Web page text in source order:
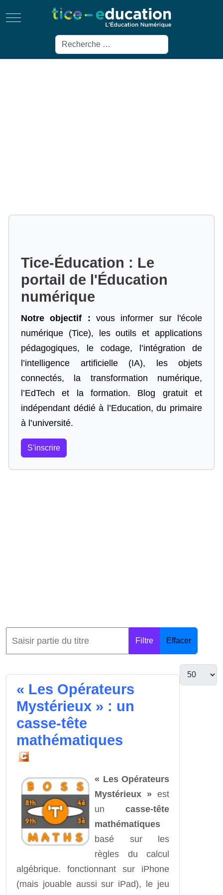
Mobile Menu Toggle
Rechercher
Tice-Éducation : Le
portail de l'Éducation
numérique
Notre objectif : vous informer sur l'école
numérique (Tice), les outils et applications
pédagogiques, le codage,
l’intégration de
l’intelligence artificielle (IA), les objets
connectés, la transformation numérique,
l’EdTech et la formation. Blog gratuit et
indépendant dédié à l’Education, du primaire
à l’université.
S'inscrire
Filtre Effacer
« Les Opérateurs
Mystérieux » : un
casse-tête
mathématiques
« Les Opérateurs
Mystérieux » est
un casse-tête
mathématiques
basé sur les
règles du calcul
algébrique. fonctionnant sur iPhone
(mais jouable aussi sur iPad), le jeu